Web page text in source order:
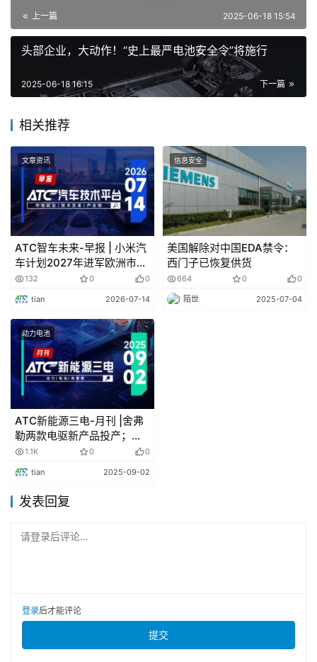
货、SUV、MPV等四大整车产品线，具备深度定制化交付
能力。
目前，异元汽车在北京、天津、上海、四川和新疆等地
设有注册实体，通过“一带一路”沿线出口网络拓展，已覆盖
东南亚、中东、南美等13个国家和地区，拥有近20家海外
球化战略的重要支点，充分利用新疆地理与政策优势，未来
将服务中亚、西亚，乃至欧洲市场。
此外，该产业园依托新疆综合保税区的政策红利，出口
商将享受退税与仓储费用减免等优惠，此举或助力国产新能
源汽车更从容地进入周边国家市场。政府亦将其视作促进南
疆高质量发展、拉动就业和壮大地方工业产值的重要项目。
总体来看，异元汽车依托自主平台技术与出口渠道优
势，正在通过新疆基地建设加速全球产能布局。但在资金投
入、政策执行和生产交付能力方面仍存挑战。
上一篇 2025-06-18 15:54
头部企业，大动作！“史上最严电池安全令”将施行
下一篇
2025-06-18 16:15
相关推荐
文章资讯
ATC智车未来-早报 | 小米汽
车计划2027年进军欧洲市
场；特斯拉单车利润暴跌
40%
132 0 0
tian 2026-07-14
信息安全
美国解除对中国EDA禁令：
西门子已恢复供货
664 0 0
陌世 2025-07-04
动力电池
ATC新能源三电-月刊 |舍弗
勒两款电驱新产品投产；马
勒热管理集成模块业务突破
1.1K 0 0
tian 2025-09-02
发表回复
请登录后评论...
登录后才能评论
提交